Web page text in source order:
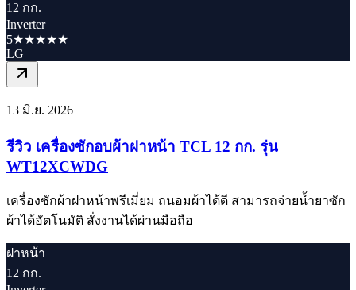
12 กก.
Inverter
5★★★★★
LG
13 มิ.ย. 2026
รีวิว เครื่องซักอบผ้าฝาหน้า TCL 12 กก. รุ่น
WT12XCWDG
เครื่องซักผ้าฝาหน้าพรีเมี่ยม ถนอมผ้าได้ดี สามารถจ่ายน้ำยาซัก
ผ้าได้อัตโนมัติ สั่งงานได้ผ่านมือถือ
ฝาหน้า
12 กก.